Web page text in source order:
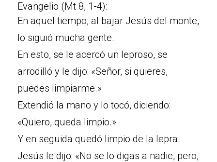
Evangelio (Mt 8, 1-4):
En aquel tiempo, al bajar Jesús del monte,
lo siguió mucha gente.
En esto, se le acercó un leproso, se
arrodilló y le dijo: «Señor, si quieres,
puedes limpiarme.»
Extendió la mano y lo tocó, diciendo:
«Quiero, queda limpio.»
Y en seguida quedó limpio de la lepra.
Jesús le dijo: «No se lo digas a nadie, pero,